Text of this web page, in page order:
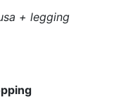
+ legging